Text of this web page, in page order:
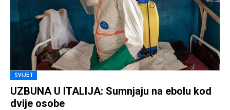
SVIJET
UZBUNA U ITALIJA: Sumnjaju na ebolu kod
dvije osobe